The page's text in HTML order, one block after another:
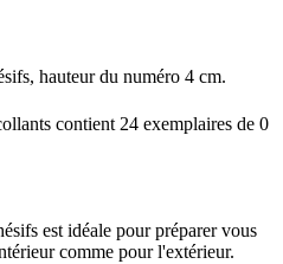
hauteur du numéro 4 cm.
contient 24 exemplaires de 0
est idéale pour préparer vous
comme pour l'extérieur.